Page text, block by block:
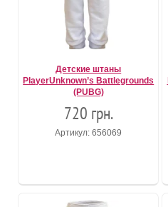
Детские штаны
PlayerUnknown’s Battlegrounds
(PUBG)
720 грн.
Артикул: 656069